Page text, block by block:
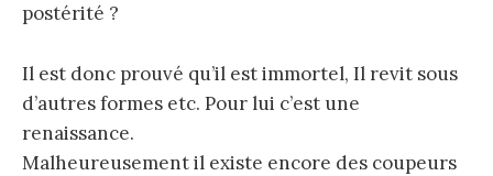
postérité ?
Il est donc prouvé qu’il est immortel, Il revit sous
d’autres formes etc. Pour lui c’est une
renaissance.
Malheureusement il existe encore des coupeurs